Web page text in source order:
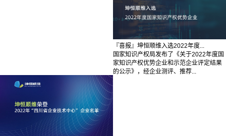
『喜报』坤恒顺维入选2022年度...
国家知识产权局发布了《关于2022年度国
家知识产权优势企业和示范企业评定结果
的公示》，经企业测评、推荐...